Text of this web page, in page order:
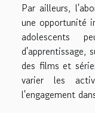
Par ailleurs,
une opportunité
adolescents
d'apprentissage,
des films et
varier les
l'engagement